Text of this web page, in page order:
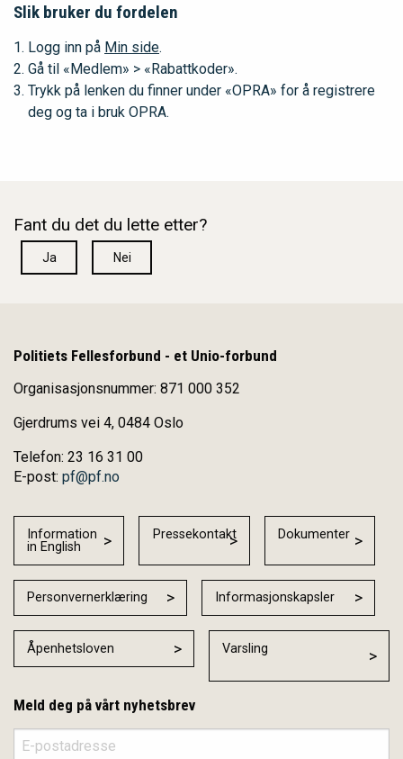
Slik bruker du fordelen
Logg inn på Min side.
Gå til «Medlem» > «Rabattkoder».
Trykk på lenken du finner under «OPRA» for å registrere
deg og ta i bruk OPRA.
Fant du det du lette etter?
Ja Nei
Politiets Fellesforbund - et Unio-forbund
Organisasjonsnummer: 871 000 352
Gjerdrums vei 4, 0484 Oslo
Telefon: 23 16 31 00
E-post: pf@pf.no
Information
in English
Pressekontakt Dokumenter
Personvernerklæring Informasjonskapsler
Åpenhetsloven Varsling
Meld deg på vårt nyhetsbrev